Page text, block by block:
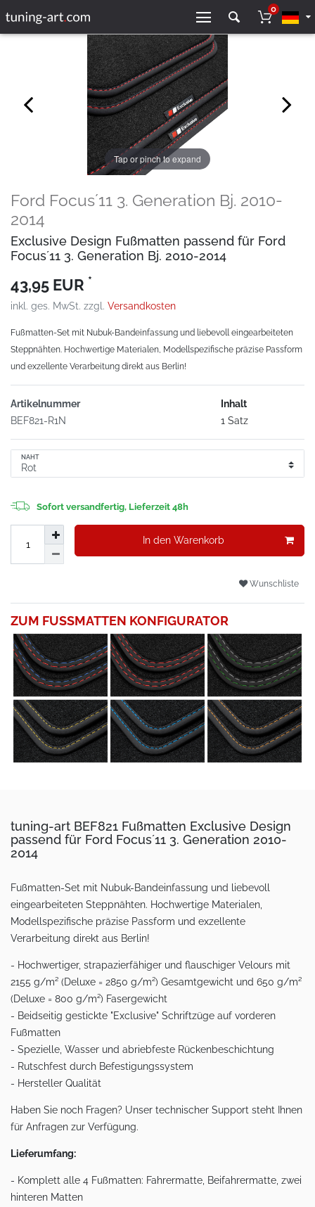
0
Tap or pinch to expand
Ford Focus´11 3. Generation Bj. 2010-
2014
Exclusive Design Fußmatten passend für Ford
Focus´11 3. Generation Bj. 2010-2014
43,95 EUR *
inkl. ges. MwSt. zzgl. Versandkosten
Fußmatten-Set mit Nubuk-Bandeinfassung und liebevoll eingearbeiteten
Steppnähten. Hochwertige Materialen, Modellspezifische präzise Passform
und exzellente Verarbeitung direkt aus Berlin!
Artikelnummer
BEF821-R1N
Inhalt
1 Satz
NAHT
Sofort versandfertig, Lieferzeit 48h
In den Warenkorb
Wunschliste
ZUM FUSSMATTEN KONFIGURATOR
tuning-art BEF821 Fußmatten Exclusive Design
passend für Ford Focus´11 3. Generation 2010-
2014
Fußmatten-Set mit Nubuk-Bandeinfassung und liebevoll
eingearbeiteten Steppnähten. Hochwertige Materialen,
Modellspezifische präzise Passform und exzellente
Verarbeitung direkt aus Berlin!
- Hochwertiger, strapazierfähiger und flauschiger Velours mit
2155 g/m² (Deluxe = 2850 g/m²) Gesamtgewicht und 650 g/m²
(Deluxe = 800 g/m²) Fasergewicht
- Beidseitig gestickte "Exclusive" Schriftzüge auf vorderen
Fußmatten
- Spezielle, Wasser und abriebfeste Rückenbeschichtung
- Rutschfest durch Befestigungssystem
- Hersteller Qualität
Haben Sie noch Fragen? Unser technischer Support steht Ihnen
für Anfragen zur Verfügung.
Lieferumfang:
- Komplett alle 4 Fußmatten: Fahrermatte, Beifahrermatte, zwei
hinteren Matten